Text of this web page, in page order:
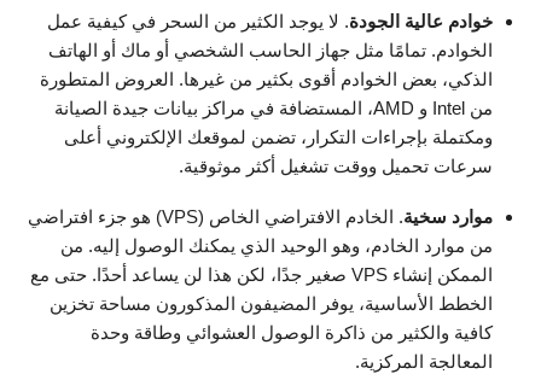
خوادم عالية الجودة. لا يوجد الكثير من السحر في كيفية عمل
الخوادم. تمامًا مثل جهاز الحاسب الشخصي أو ماك أو الهاتف
الذكي، بعض الخوادم أقوى بكثير من غيرها. العروض المتطورة
من Intel و AMD، المستضافة في مراكز بيانات جيدة الصيانة
ومكتملة بإجراءات التكرار، تضمن لموقعك الإلكتروني أعلى
سرعات تحميل ووقت تشغيل أكثر موثوقية.
موارد سخية
. الخادم الافتراضي الخاص (VPS) هو جزء افتراضي
من موارد الخادم، وهو الوحيد الذي يمكنك الوصول إليه. من
الممكن إنشاء VPS صغير جدًا، لكن هذا لن يساعد أحدًا. حتى مع
الخطط الأساسية، يوفر المضيفون المذكورون مساحة تخزين
كافية والكثير من ذاكرة الوصول العشوائي وطاقة وحدة
المعالجة المركزية.